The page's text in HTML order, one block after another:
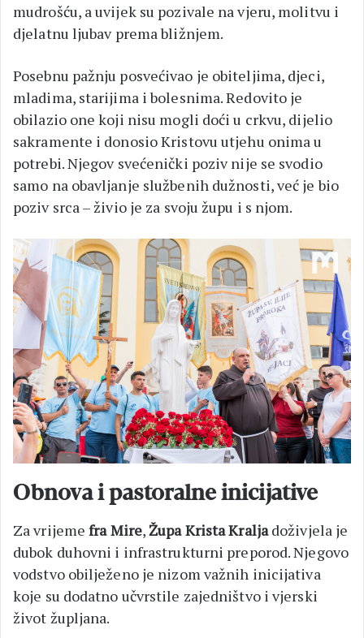
mudrošću, a uvijek su pozivale na vjeru, molitvu i
djelatnu ljubav prema bližnjem.
Posebnu pažnju posvećivao je obiteljima, djeci,
mladima, starijima i bolesnima. Redovito je
obilazio one koji nisu mogli doći u crkvu, dijelio
sakramente i donosio Kristovu utjehu onima u
potrebi. Njegov svećenički poziv nije se svodio
samo na obavljanje službenih dužnosti, već je bio
poziv srca – živio je za svoju župu i s njom.
Obnova i pastoralne inicijative
Za vrijemefra Mire,Župa Krista Kraljadoživjela je
dubok duhovni i infrastrukturni preporod. Njegovo
vodstvo obilježeno je nizom važnih inicijativa
koje su dodatno učvrstile zajedništvo i vjerski
život župljana.